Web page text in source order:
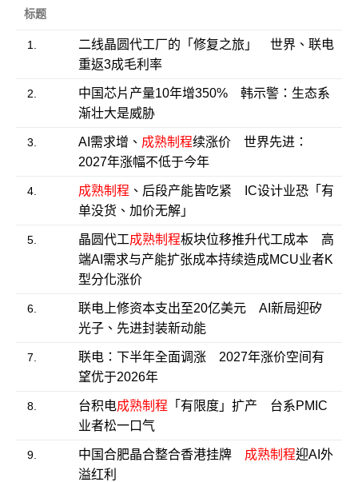
标题
1.
二线晶圆代工厂的「修复之旅」 世界、联电
重返3成毛利率
2.
中国芯片产量10年增350% 韩示警：生态系
渐壮大是威胁
3. AI需求增、 成熟制程续涨价 世界先进：
2027年涨幅不低于今年
4. 成熟制程 、后段产能皆吃紧 IC设计业恐「有
单没货、加价无解」
5. 晶圆代工成熟制程板块位移推升代工成本 高
端AI需求与产能扩张成本持续造成MCU业者K
型分化涨价
6.
联电上修资本支出至20亿美元 AI新局迎矽
光子、先进封装新动能
7.
联电：下半年全面调涨 2027年涨价空间有
望优于2026年
8. 台积电成熟制程 「有限度」扩产 台系PMIC
业者松一口气
9. 中国合肥晶合整合香港挂牌 成熟制程迎AI外
溢红利